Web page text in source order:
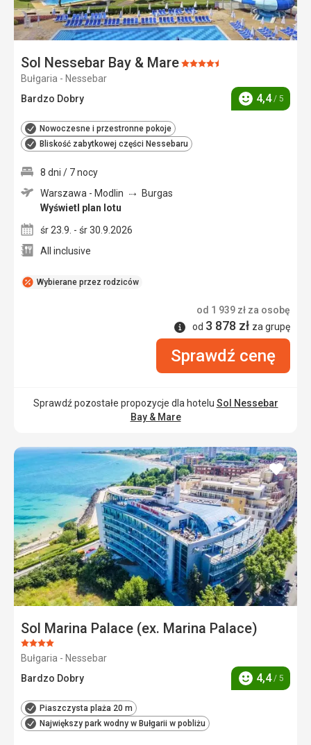
Sol Nessebar Bay & MareOcena:
Bułgaria - Nessebar
Bardzo Dobry
Ocena
4,4/ 5
Nowoczesne i przestronne pokoje
Bliskość zabytkowej części Nessebaru
Wybierane przez rodziców
8 dni / 7 nocy
Warszawa - Modlin
Burgas
Wyświetl plan lotu
śr 23.9. - śr 30.9.2026
All inclusive
od 1 939 zł za osobę
Informacje
od 3 878 zł za grupę
Sprawdź cenę
Sprawdź pozostałe propozycje dla hotelu Sol Nessebar
Bay & Mare
Sol Marina Palace (ex. Marina Palace)
Ocena:
4/5
Bułgaria - Nessebar
Bardzo Dobry
Ocena
4,4/ 5
Piaszczysta plaża 20 m
Największy park wodny w Bułgarii w pobliżu
dodaj
do